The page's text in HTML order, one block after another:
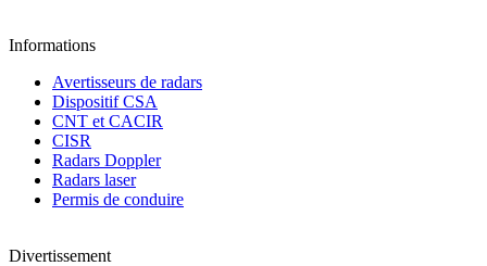
Informations
Avertisseurs de radars
Dispositif CSA
CNT et CACIR
CISR
Radars Doppler
Radars laser
Permis de conduire
Divertissement